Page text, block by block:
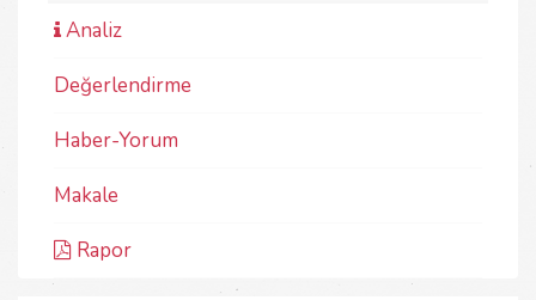
Analiz
Değerlendirme
Haber-Yorum
Makale
Rapor